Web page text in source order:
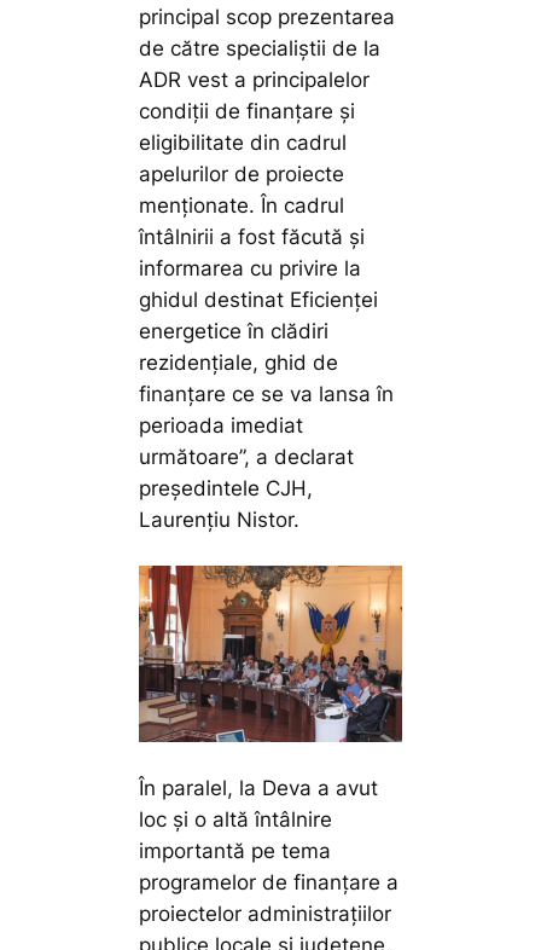
principal scop prezentarea
de către specialiștii de la
ADR vest a principalelor
condiții de finanțare și
eligibilitate din cadrul
apelurilor de proiecte
menționate. În cadrul
întâlnirii a fost făcută și
informarea cu privire la
ghidul destinat Eficienței
energetice în clădiri
rezidențiale, ghid de
finanțare ce se va lansa în
perioada imediat
următoare”, a declarat
președintele CJH,
Laurențiu Nistor.
În paralel, la Deva a avut
loc și o altă întâlnire
importantă pe tema
programelor de finanțare a
proiectelor administrațiilor
publice locale și județene,